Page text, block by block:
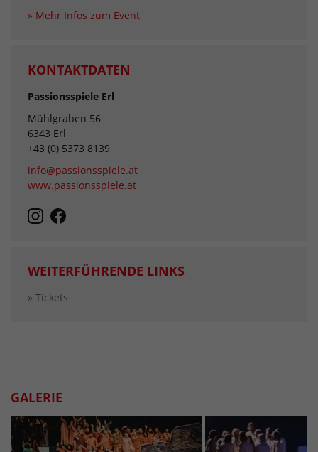
» Mehr Infos zum Event
KONTAKTDATEN
Passionsspiele Erl
Mühlgraben 56
6343 Erl
+43 (0) 5373 8139
info@passionsspiele.at
www.passionsspiele.at
WEITERFÜHRENDE LINKS
» Tickets
GALERIE